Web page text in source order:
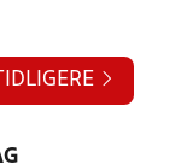
TIDLIGERE